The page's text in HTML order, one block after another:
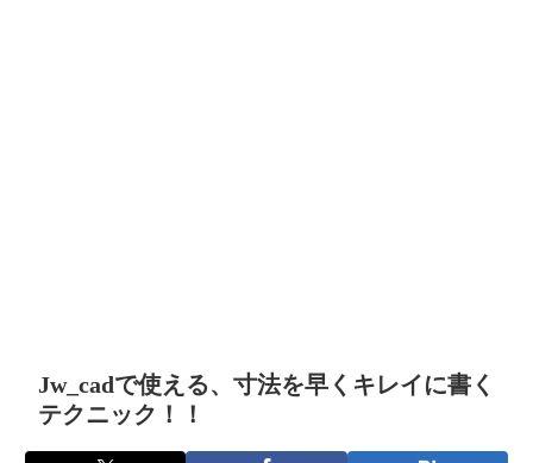
Jw_cadで使える、寸法を早くキレイに書く
テクニック！！